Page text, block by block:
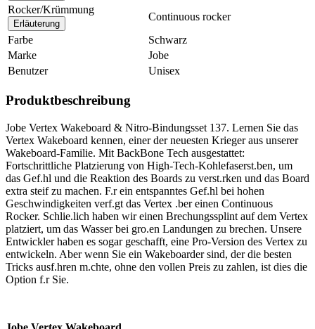
Rocker/Krümmung
Erläuterung
Continuous rocker
Farbe
Schwarz
Marke
Jobe
Benutzer
Unisex
Produktbeschreibung
Jobe Vertex Wakeboard & Nitro-Bindungsset 137. Lernen Sie das
Vertex Wakeboard kennen, einer der neuesten Krieger aus unserer
Wakeboard-Familie. Mit BackBone Tech ausgestattet:
Fortschrittliche Platzierung von High-Tech-Kohlefaserst.ben, um
das Gef.hl und die Reaktion des Boards zu verst.rken und das Board
extra steif zu machen. F.r ein entspanntes Gef.hl bei hohen
Geschwindigkeiten verf.gt das Vertex .ber einen Continuous
Rocker. Schlie.lich haben wir einen Brechungssplint auf dem Vertex
platziert, um das Wasser bei gro.en Landungen zu brechen. Unsere
Entwickler haben es sogar geschafft, eine Pro-Version des Vertex zu
entwickeln. Aber wenn Sie ein Wakeboarder sind, der die besten
Tricks ausf.hren m.chte, ohne den vollen Preis zu zahlen, ist dies die
Option f.r Sie.